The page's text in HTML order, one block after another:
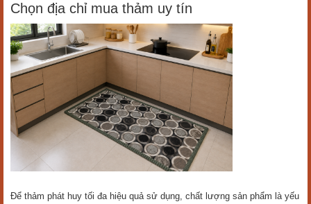
Chọn địa chỉ mua thảm uy tín
Để thảm phát huy tối đa hiệu quả sử dụng, chất lượng sản phẩm là yếu